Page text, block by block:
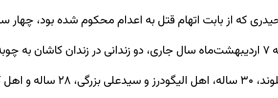
که از بابت اتهام قتل به اعدام محکوم شده بود، چهار
شده است.